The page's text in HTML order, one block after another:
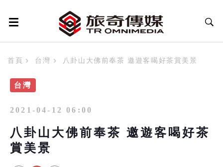
首頁 台灣 八卦山大佛前奉茶 邀遊客喝好茶賞美景
台灣
2021-04-12 06:00
八卦山大佛前奉茶 邀遊客喝好茶
賞美景